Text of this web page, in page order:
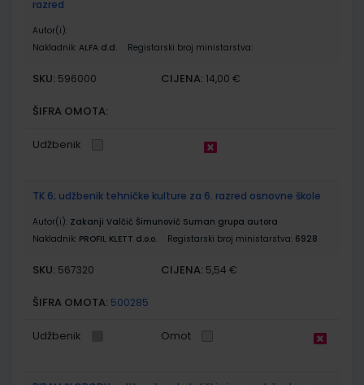
razred
Autor(i):
Nakladnik: ALFA d.d. Registarski broj ministarstva:
SKU: 596000 CIJENA: 14,00 €
ŠIFRA OMOTA:
Udžbenik
TK 6; udžbenik tehničke kulture za 6. razred osnovne škole
Autor(i): Zakanji Valčić Šimunović Suman grupa autora
Nakladnik: PROFIL KLETT d.o.o. Registarski broj ministarstva: 6928
SKU: 567320 CIJENA: 5,54 €
ŠIFRA OMOTA: 500285
Udžbenik Omot